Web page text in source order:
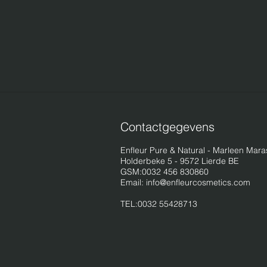
Contactgegevens
Enfleur Pure & Natural - Marleen
Holderbeke 5 - 9572 Lierde BE
GSM:0032 456 830860
Email: info@enfleurcosmetics.com
TEL:0032 55428713